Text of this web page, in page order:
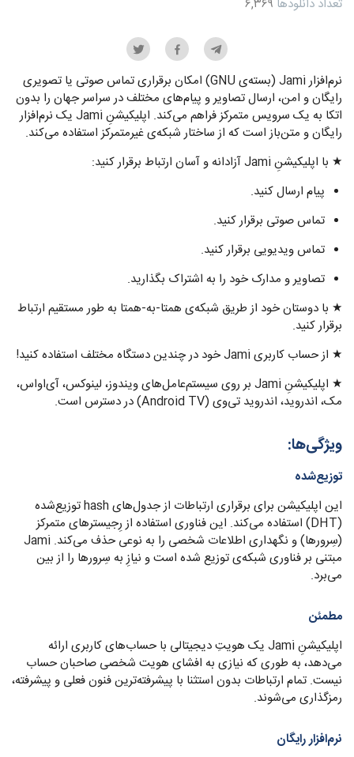
تعداد دانلودها ۶,۳۶۹
نرم‌افزار Jami (بسته‌ی GNU) امکان برقراری تماس صوتی یا تصویری
رایگان و امن، ارسال تصاویر و پیام‌های مختلف در سراسر جهان را بدون
اتکا به یک سرویس متمرکز فراهم می‌کند. اپلیکیشنِ Jami یک نرم‌افزار
رایگان و متن‌باز است که از ساختار شبکه‌ی غیرمتمرکز استفاده می‌کند.
★ با اپلیکیشنِ Jami آزادانه و آسان ارتباط برقرار کنید:
پیام ارسال کنید.
تماس صوتی برقرار کنید.
تماس ویدیویی برقرار کنید.
تصاویر و مدارک خود را به اشتراک بگذارید.
★ با دوستان خود از طریق شبکه‌ی همتا-به-همتا به طور مستقیم ارتباط
برقرار کنید.
★ از حساب کاربری Jami خود در چندین دستگاه مختلف استفاده کنید!
★ اپلیکیشنِ Jami بر روی سیستم‌عامل‌های ویندوز، لینوکس، آی‌او‌اس،
مک، اندروید، اندروید تی‌وی (Android TV) در دسترس است.
ویژگی‌ها:
توزیع‌شده
این اپلیکیشن برای برقراری ارتباطات از جدول‌های hash توزیع‌شده
(DHT) استفاده می‌کند. این فناوری استفاده از رِجیسترهای متمرکز
(سِرورها) و نگهداری اطلاعات شخصی را به نوعی حذف می‌کند. Jami
مبتنی بر فناوری شبکه‌ی توزیع شده است و نیازِ به سِرورها را از بین
می‌برد.
مطمئن
اپلیکیشنِ Jami یک هویتِ دیجیتالی با حساب‌های کاربری ارائه
می‌دهد، به طوری که نیازی به افشای هویت شخصی صاحبان حساب
نیست. تمام ارتباطات بدون استثنا با پیشرفته‌ترین فنون فعلی و پیشرفته،
رمزگذاری می‌شوند.
نرم‌افزار رایگان